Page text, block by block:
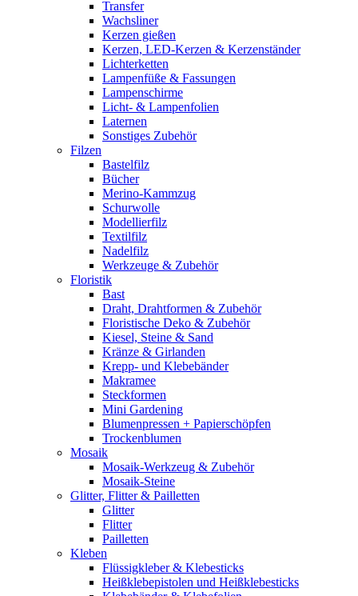
Transfer
Wachsliner
Kerzen gießen
Kerzen, LED-Kerzen & Kerzenständer
Lichterketten
Lampenfüße & Fassungen
Lampenschirme
Licht- & Lampenfolien
Laternen
Sonstiges Zubehör
Filzen
Bastelfilz
Bücher
Merino-Kammzug
Schurwolle
Modellierfilz
Textilfilz
Nadelfilz
Werkzeuge & Zubehör
Floristik
Bast
Draht, Drahtformen & Zubehör
Floristische Deko & Zubehör
Kiesel, Steine & Sand
Kränze & Girlanden
Krepp- und Klebebänder
Makramee
Steckformen
Mini Gardening
Blumenpressen + Papierschöpfen
Trockenblumen
Mosaik
Mosaik-Werkzeug & Zubehör
Mosaik-Steine
Glitter, Flitter & Pailletten
Glitter
Flitter
Pailletten
Kleben
Flüssigkleber & Klebesticks
Heißklebepistolen und Heißklebesticks